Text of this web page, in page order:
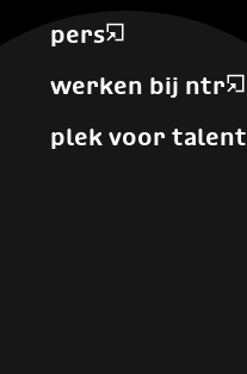
pers
werken bij ntr
plek voor talent